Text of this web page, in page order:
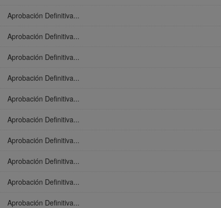
Aprobación Definitiva...
Aprobación Definitiva...
Aprobación Definitiva...
Aprobación Definitiva...
Aprobación Definitiva...
Aprobación Definitiva...
Aprobación Definitiva...
Aprobación Definitiva...
Aprobación Definitiva...
Aprobación Definitiva...